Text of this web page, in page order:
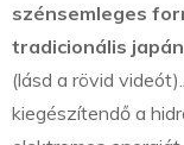
szénsemleges
tradicionális
(lásd a rövid
kiegészítendő a